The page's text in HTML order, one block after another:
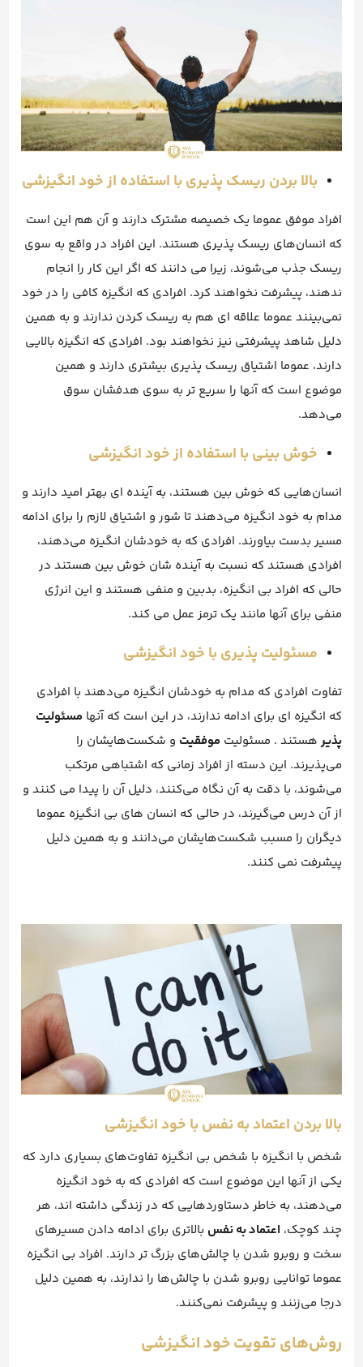
بالا بردن ریسک پذیری با استفاده از خود انگیزشی
افراد موفق عموما یک خصیصه مشترک دارند و آن هم این است
که انسان‌های ریسک پذیری هستند. این افراد در واقع به سوی
ریسک جذب می‌شوند، زیرا می دانند که اگر این کار را انجام
ندهند، پیشرفت نخواهند کرد. افرادی که انگیزه کافی را در خود
نمی‌بینند عموما علاقه ای هم به ریسک کردن ندارند و به همین
دلیل شاهد پیشرفتی نیز نخواهند بود. افرادی که انگیزه بالایی
دارند، عموما اشتیاق ریسک پذیری بیشتری دارند و همین
موضوع است که آنها را سریع تر به سوی هدفشان سوق
می‌دهد.
خوش بینی با استفاده از خود انگیزشی
انسان‌هایی که خوش بین هستند، به آینده ای بهتر امید دارند و
مدام به خود انگیزه می‌دهند تا شور و اشتیاق لازم را برای ادامه
مسیر بدست بیاورند. افرادی که به خودشان انگیزه می‌دهند،
افرادی هستند که نسبت به آینده شان خوش بین هستند در
حالی که افراد بی انگیزه، بدبین و منفی هستند و این انرژی
منفی برای آنها مانند یک ترمز عمل می کند.
مسئولیت پذیری با خود انگیزشی
تفاوت افرادی که مدام به خودشان انگیزه می‌دهند با افرادی
که انگیزه ای برای ادامه ندارند، در این است که آنهامسئولیت
پذیرهستند . مسئولیتموفقیت و شکست‌هایشان را
می‌پذیرند. این دسته از افراد زمانی که اشتباهی مرتکب
می‌شوند، با دقت به آن نگاه می‌کنند، دلیل آن را پیدا می کنند و
از آن درس می‌گیرند، در حالی که انسان های بی انگیزه عموما
دیگران را مسبب شکست‌هایشان می‌دانند و به همین دلیل
پیشرفت نمی کنند.
بالا بردن اعتماد به نفس با خود انگیزشی
شخص با انگیزه با شخص بی انگیزه تفاوت‌های بسیاری دارد که
یکی از آنها این موضوع است که افرادی که به خود انگیزه
می‌دهند، به خاطر دستاورد‌هایی که در زندگی داشته اند، هر
چند کوچک، اعتماد به نفس بالاتری برای ادامه دادن مسیرهای
سخت و روبرو شدن با چالش‌های بزرگ تر دارند. افراد بی انگیزه
عموما توانایی روبرو شدن با چالش‌ها را ندارند، به همین دلیل
درجا می‌زنند و پیشرفت نمی‌کنند.
روش‌های تقویت خود انگیزشی